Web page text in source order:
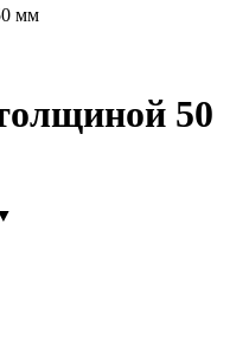
мм
50